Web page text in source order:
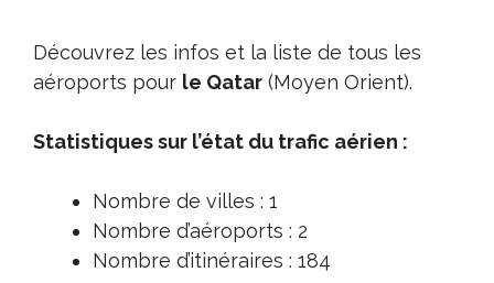
Découvrez les infos et la liste de tous les
aéroports pour le Qatar (Moyen Orient).
Statistiques sur l’état du trafic aérien :
Nombre de villes : 1
Nombre d’aéroports : 2
Nombre d’itinéraires : 184